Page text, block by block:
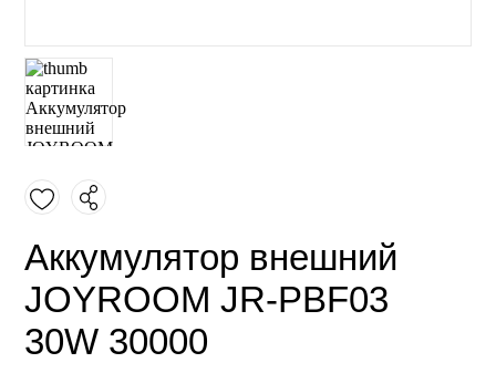
Аккумулятор внешний
JOYROOM JR-PBF03
30W 30000